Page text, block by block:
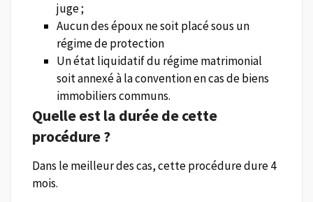
juge ;
Aucun des époux ne soit placé sous un
régime de protection
Un état liquidatif du régime matrimonial
soit annexé à la convention en cas de biens
immobiliers communs.
Quelle est la durée de cette
procédure ?
Dans le meilleur des cas, cette procédure dure 4
mois.